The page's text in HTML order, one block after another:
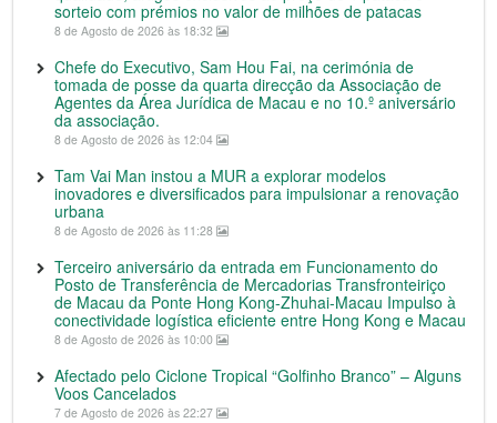
sorteio com prémios no valor de milhões de patacas
8 de Agosto de 2026 às 18:32
Chefe do Executivo, Sam Hou Fai, na cerimónia de
tomada de posse da quarta direcção da Associação de
Agentes da Área Jurídica de Macau e no 10.º aniversário
da associação.
8 de Agosto de 2026 às 12:04
Tam Vai Man instou a MUR a explorar modelos
inovadores e diversificados para impulsionar a renovação
urbana
8 de Agosto de 2026 às 11:28
Terceiro aniversário da entrada em Funcionamento do
Posto de Transferência de Mercadorias Transfronteiriço
de Macau da Ponte Hong Kong-Zhuhai-Macau Impulso à
conectividade logística eficiente entre Hong Kong e Macau
8 de Agosto de 2026 às 10:00
Afectado pelo Ciclone Tropical “Golfinho Branco” – Alguns
Voos Cancelados
7 de Agosto de 2026 às 22:27